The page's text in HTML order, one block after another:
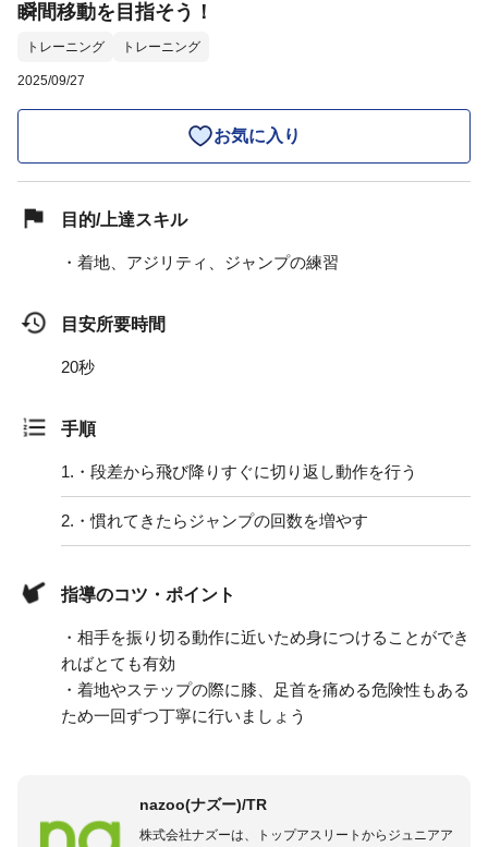
瞬間移動を目指そう！
トレーニング トレーニング
2025/09/27
お気に入り
目的/上達スキル
・着地、アジリティ、ジャンプの練習
目安所要時間
20秒
手順
1. ・段差から飛び降りすぐに切り返し動作を行う
2. ・慣れてきたらジャンプの回数を増やす
指導のコツ・ポイント
・相手を振り切る動作に近いため身につけることができ
ればとても有効
・着地やステップの際に膝、足首を痛める危険性もある
ため一回ずつ丁寧に行いましょう
nazoo(ナズー)/TR
株式会社ナズーは、トップアスリートからジュニアア